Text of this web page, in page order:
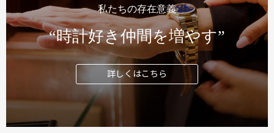
私たちの存在意義
“時計好き仲間を増やす”
詳しくはこちら